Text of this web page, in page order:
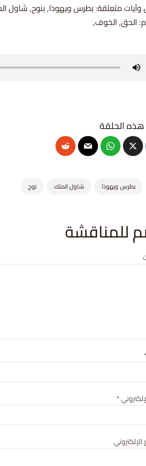
متعلقة: بطرس ويهوذا, بنوح, شاول
الحق, الخوف,
بطرس ويهوذا شاول الملك نوح
للمناقشة
*